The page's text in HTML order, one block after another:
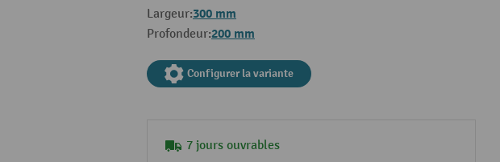
Largeur:300 mm
Profondeur:200 mm
Configurer la variante
7 jours ouvrables